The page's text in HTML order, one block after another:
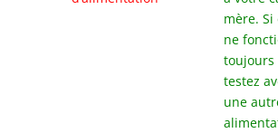
mère. Si
ne
toujours
testez
une